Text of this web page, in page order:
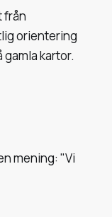
från
orientering
kartor.
mening: "Vi